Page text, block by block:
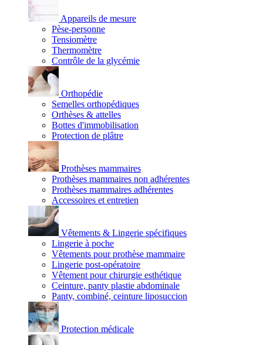
Appareils de mesure
Pèse-personne
Tensiomètre
Thermomètre
Contrôle de la glycémie
Orthopédie
Semelles orthopédiques
Orthèses & attelles
Bottes d'immobilisation
Protection de plâtre
Prothèses mammaires
Prothèses mammaires non adhérentes
Prothèses mammaires adhérentes
Accessoires et entretien
Vêtements & Lingerie spécifiques
Lingerie à poche
Vêtements pour prothèse mammaire
Lingerie post-opératoire
Vêtement pour chirurgie esthétique
Ceinture, panty plastie abdominale
Panty, combiné, ceinture liposuccion
Protection médicale